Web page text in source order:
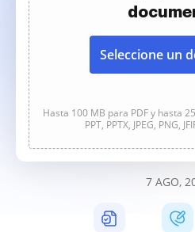
Seleccione un
Hasta 100 MB para PDF y hasta
PPT, PPTX, JPEG, PNG,
7 AGO,